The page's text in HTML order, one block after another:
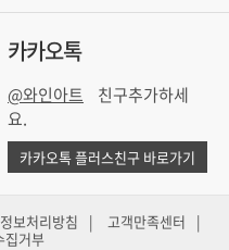
카카오톡
@와인아트
요.
카카오톡 플러스친구 바로가기
보처리방침 | 고객만족센터
|
집거부